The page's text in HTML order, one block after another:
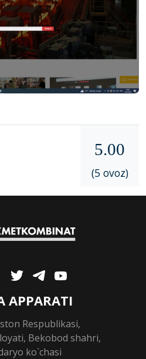
5.00
(5 ovoz)
APPARATI
Respublikasi,
Bekobod shahri,
ko`chasi